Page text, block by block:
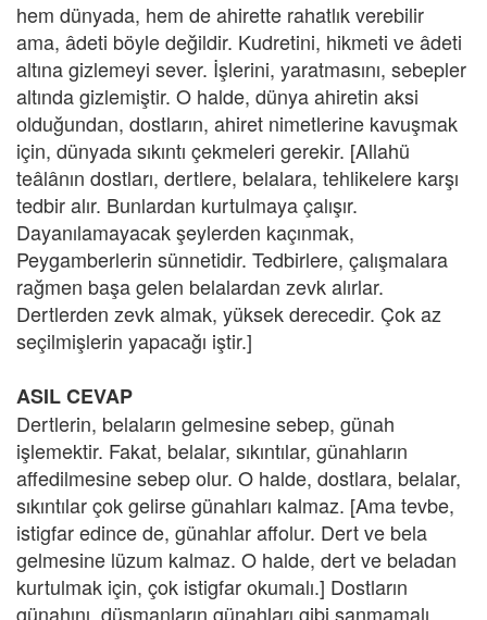
hem dünyada, hem de ahirette rahatlık verebilir
ama, âdeti böyle değildir. Kudretini, hikmeti ve âdeti
altına gizlemeyi sever. İşlerini, yaratmasını, sebepler
altında gizlemiştir. O halde, dünya ahiretin aksi
olduğundan, dostların, ahiret nimetlerine kavuşmak
için, dünyada sıkıntı çekmeleri gerekir. [Allahü
teâlânın dostları, dertlere, belalara, tehlikelere karşı
tedbir alır. Bunlardan kurtulmaya çalışır.
Dayanılamayacak şeylerden kaçınmak,
Peygamberlerin sünnetidir. Tedbirlere, çalışmalara
rağmen başa gelen belalardan zevk alırlar.
Dertlerden zevk almak, yüksek derecedir. Çok az
seçilmişlerin yapacağı iştir.]
ASIL CEVAP
Dertlerin, belaların gelmesine sebep, günah
işlemektir. Fakat, belalar, sıkıntılar, günahların
affedilmesine sebep olur. O halde, dostlara, belalar,
sıkıntılar çok gelirse günahları kalmaz. [Ama tevbe,
istigfar edince de, günahlar affolur. Dert ve bela
gelmesine lüzum kalmaz. O halde, dert ve beladan
kurtulmak için, çok istigfar okumalı.] Dostların
günahını, düşmanların günahları gibi sanmamalı.